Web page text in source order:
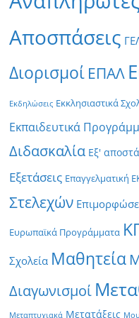
Αποσπάσεις
Διορισμοί ΕΠΑΛ
Εκδηλώσεις Εκκλησιαστικά
Εκπαιδευτικά
Διδασκαλία Εξ'
Εξετάσεις Επαγγελματική
Στελεχών
Ευρωπαϊκά Προγράμματα
Σχολεία Μαθητεία
Διαγωνισμοί
Μεταπτυχιακά Μετατάξεις